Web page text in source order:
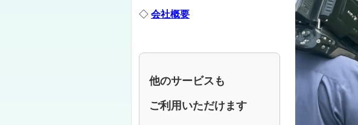
◇ 会社概要
他のサービスも
ご利用いただけます